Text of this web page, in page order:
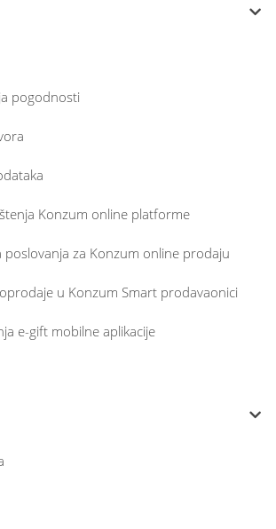
pogodnosti
Konzum online platforme
poslovanja za Konzum online prodaju
u Konzum Smart prodavaonici
e-gift mobilne aplikacije